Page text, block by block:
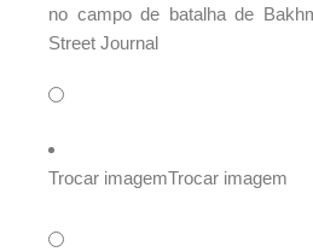
no campo de batalha de
Street Journal
Trocar imagemTrocar imagem